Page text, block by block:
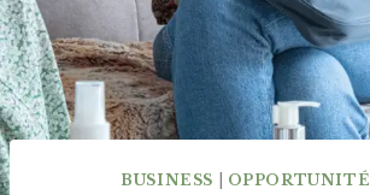
BUSINESS OPPORTUNITÉ